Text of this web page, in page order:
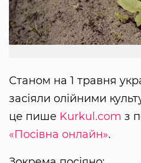
Станом на 1 травня
засіяли олійними
це пише Kurkul.com з
«Посівна онлайн».